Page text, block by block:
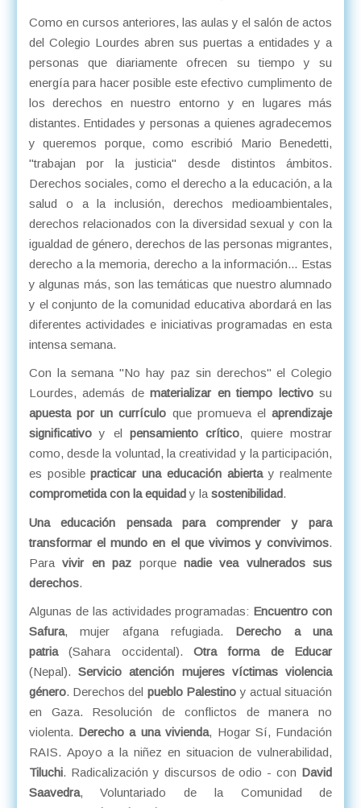
Como en cursos anteriores, las aulas y el salón de actos
del Colegio Lourdes abren sus puertas a entidades y a
personas que diariamente ofrecen su tiempo y su
energía para hacer posible este efectivo cumplimento de
los derechos en nuestro entorno y en lugares más
distantes. Entidades y personas a quienes agradecemos
y queremos porque, como escribió Mario Benedetti,
"trabajan por la justicia" desde distintos ámbitos.
Derechos sociales, como el derecho a la educación, a la
salud o a la inclusión, derechos medioambientales,
derechos relacionados con la diversidad sexual y con la
igualdad de género, derechos de las personas migrantes,
derecho a la memoria, derecho a la información... Estas
y algunas más, son las temáticas que nuestro alumnado
y el conjunto de la comunidad educativa abordará en las
diferentes actividades e iniciativas programadas en esta
intensa semana.
Con la semana "No hay paz sin derechos" el Colegio
Lourdes, además dematerializar en tiempo lectivosu
apuesta por un currículo que promueva elaprendizaje
significativoy el pensamiento crítico, quiere mostrar
como, desde la voluntad, la creatividad y la participación,
es posiblepracticar una educación abiertay realmente
comprometida con la equidady la sostenibilidad.
Una educación pensada para comprender y para
transformar el mundo en el que vivimos y convivimos.
Paravivir en paz porque nadie vea vulnerados sus
derechos.
Algunas de las actividades programadas: Encuentro con
Safura, mujer afgana refugiada. Derecho a una
patria(Sahara occidental). Otra forma de Educar
(Nepal).Servicio atención mujeres víctimas violencia
género. Derechos del pueblo Palestino y actual situación
en Gaza. Resolución de conflictos de manera no
violenta. Derecho a una vivienda, Hogar Sí, Fundación
RAIS. Apoyo a la niñez en situacion de vulnerabilidad,
Tiluchi. Radicalización y discursos de odio - con David
Saavedra, Voluntariado de la Comunidad de